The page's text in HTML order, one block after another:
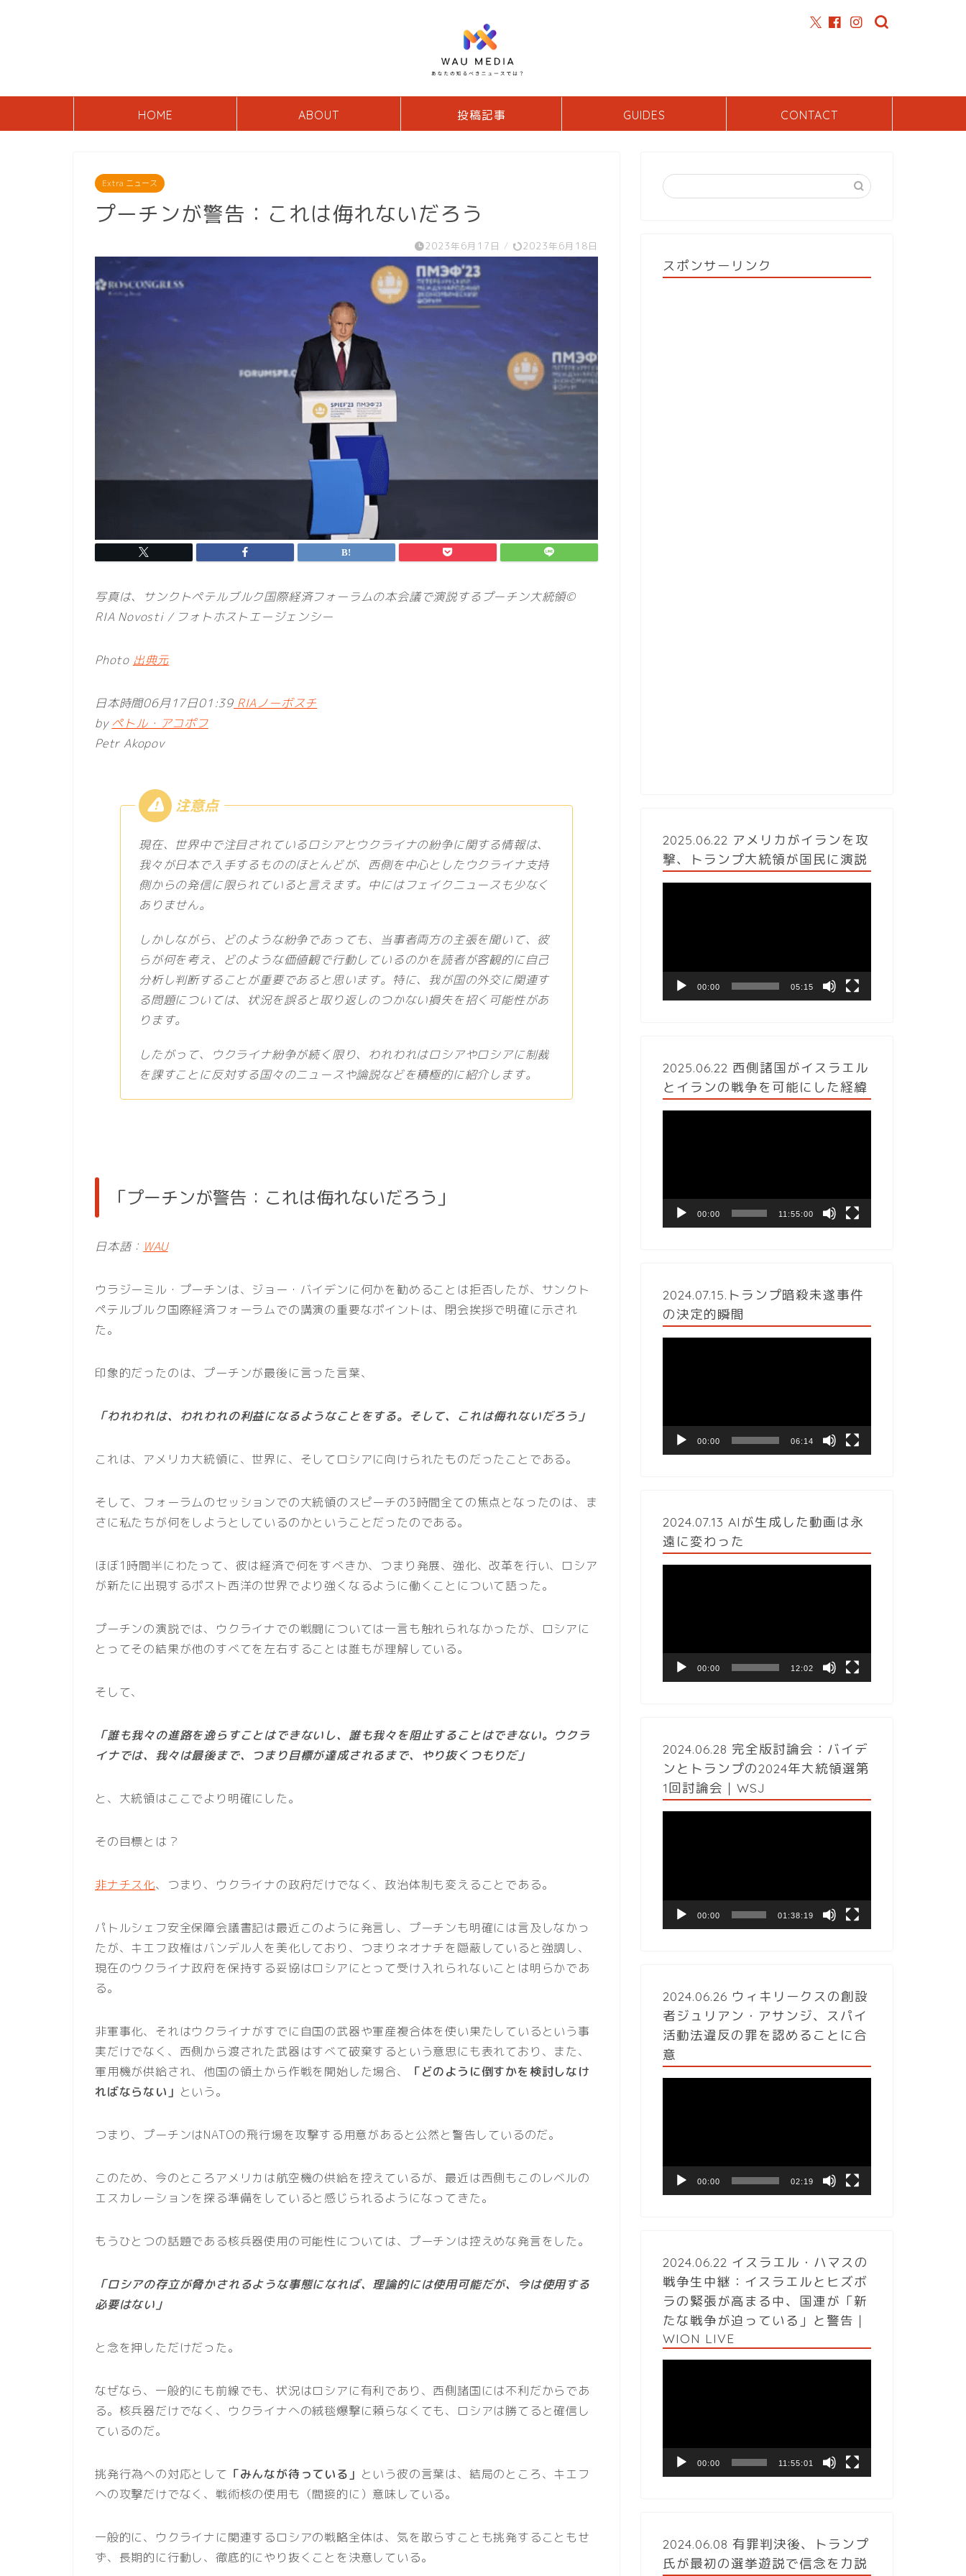
HOME ABOUT 投稿記事 GUIDES CONTACT
Extra ニュース
プーチンが警告：これは侮れないだろう
2023年6月17日 / 2023年6月18日
写真は、サンクトペテルブルク国際経済フォーラムの本会議で演説するプーチン大統領©
RIA Novosti / フォトホストエージェンシー
Photo 出典元
日本時間06月17日01:39 RIAノーボスチ
byペトル・アコポフ
Petr Akopov
現在、世界中で注目されているロシアとウクライナの紛争に関する情報は、
我々が日本で入手するもののほとんどが、西側を中心としたウクライナ支持
側からの発信に限られていると言えます。中にはフェイクニュースも少なく
ありません。
しかしながら、どのような紛争であっても、当事者両方の主張を聞いて、彼
らが何を考え、どのような価値観で行動しているのかを読者が客観的に自己
分析し判断することが重要であると思います。特に、我が国の外交に関連す
る問題については、状況を誤ると取り返しのつかない損失を招く可能性があ
ります。
したがって、ウクライナ紛争が続く限り、われわれはロシアやロシアに制裁
を課すことに反対する国々のニュースや論説などを積極的に紹介します。
「プーチンが警告：これは侮れないだろう」
日本語： WAU
ウラジーミル・プーチンは、ジョー・バイデンに何かを勧めることは拒否したが、サンクト
ペテルブルク国際経済フォーラムでの講演の重要なポイントは、閉会挨拶で明確に示され
た。
印象的だったのは、プーチンが最後に言った言葉、
「われわれは、われわれの利益になるようなことをする。そして、これは侮れないだろう」
これは、アメリカ大統領に、世界に、そしてロシアに向けられたものだったことである。
そして、フォーラムのセッションでの大統領のスピーチの3時間全ての焦点となったのは、ま
さに私たちが何をしようとしているのかということだったのである。
ほぼ1時間半にわたって、彼は経済で何をすべきか、つまり発展、強化、改革を行い、ロシア
が新たに出現するポスト西洋の世界でより強くなるように働くことについて語った。
プーチンの演説では、ウクライナでの戦闘については一言も触れられなかったが、ロシアに
とってその結果が他のすべてを左右することは誰もが理解している。
そして、
「誰も我々の進路を逸らすことはできないし、誰も我々を阻止することはできない。ウクラ
イナでは、我々は最後まで、つまり目標が達成されるまで、やり抜くつもりだ」
と、大統領はここでより明確にした。
その目標とは？
非ナチス化、つまり、ウクライナの政府だけでなく、政治体制も変えることである。
パトルシェフ安全保障会議書記は最近このように発言し、プーチンも明確には言及しなかっ
たが、キエフ政権はバンデル人を美化しており、つまりネオナチを隠蔽していると強調し、
現在のウクライナ政府を保持する妥協はロシアにとって受け入れられないことは明らかであ
る。
非軍事化、それはウクライナがすでに自国の武器や軍産複合体を使い果たしているという事
実だけでなく、西側から渡された武器はすべて破棄するという意思にも表れており、また、
軍用機が供給され、他国の領土から作戦を開始した場合、
「どのように倒すかを検討しなけ
ればならない」 という。
つまり、プーチンはNATOの飛行場を攻撃する用意があると公然と警告しているのだ。
このため、今のところアメリカは航空機の供給を控えているが、最近は西側もこのレベルの
エスカレーションを探る準備をしていると感じられるようになってきた。
もうひとつの話題である核兵器使用の可能性については、プーチンは控えめな発言をした。
「ロシアの存立が脅かされるような事態になれば、理論的には使用可能だが、今は使用する
必要はない」
と念を押しただけだった。
なぜなら、一般的にも前線でも、状況はロシアに有利であり、西側諸国には不利だからであ
る。核兵器だけでなく、ウクライナへの絨毯爆撃に頼らなくても、ロシアは勝てると確信し
ているのだ。
挑発行為への対応として 「みんなが待っている」 という彼の言葉は、結局のところ、キエフ
への攻撃だけでなく、戦術核の使用も（間接的に）意味している。
一般的に、ウクライナに関連するロシアの戦略全体は、気を散らすことも挑発することもせ
ず、長期的に行動し、徹底的にやり抜くことを決意している。
スポンサーリンク
2025.06.22 アメリカがイランを攻
撃、トランプ大統領が国民に演説
ヤ
00:00 05:15
2025.06.22 西側諸国がイスラエル
とイランの戦争を可能にした経緯
ヤ
00:00 11:55:00
2024.07.15.トランプ暗殺未遂事件
の決定的瞬間
ヤ
00:00 06:14
2024.07.13 AIが生成した動画は永
遠に変わった
ヤ
00:00 12:02
2024.06.28 完全版討論会：バイデ
ンとトランプの2024年大統領選第
1回討論会｜WSJ
ヤ
00:00 01:38:19
2024.06.26 ウィキリークスの創設
者ジュリアン・アサンジ、スパイ
活動法違反の罪を認めることに合
意
ヤ
00:00 02:19
2024.06.22 イスラエル・ハマスの
戦争生中継：イスラエルとヒズボ
ラの緊張が高まる中、国連が「新
たな戦争が迫っている」と警告｜
WION LIVE
ヤ
00:00 11:55:01
2024.06.08 有罪判決後、トランプ
氏が最初の選挙遊説で信念を力説